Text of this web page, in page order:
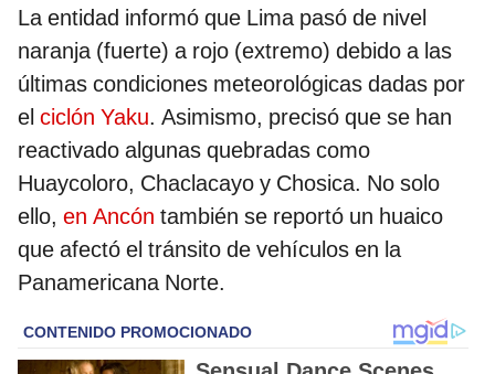
La entidad informó que Lima pasó de nivel
naranja (fuerte) a rojo (extremo) debido a las
últimas condiciones meteorológicas dadas por
el ciclón Yaku. Asimismo, precisó que se han
reactivado algunas quebradas como
Huaycoloro, Chaclacayo y Chosica. No solo
ello, en Ancón también se reportó un huaico
que afectó el tránsito de vehículos en la
Panamericana Norte.